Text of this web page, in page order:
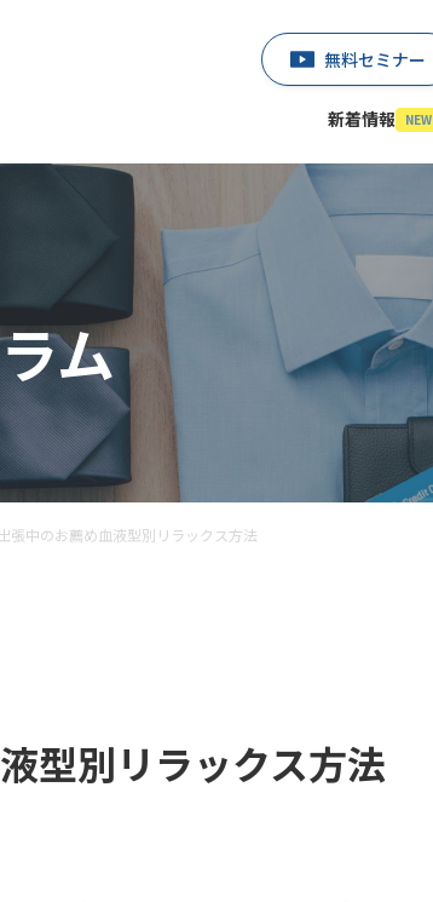
無料セミナー
新着情報 NEW
ム
張中のお薦め血液型別リラックス方法
型別リラックス方法